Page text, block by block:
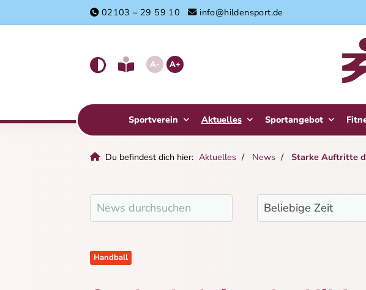
02103 – 29 59 10 info@hildensport.de
A- A+
Sportverein Aktuelles Sportangebot
Du befindest dich hier: Aktuelles News Starke Auftritte
Handball